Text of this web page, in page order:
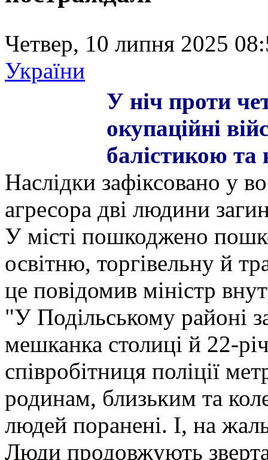
Четвер, 10 липня 2025
України
У ніч проти
окупаційні
балістикою
Наслідки зафіксовано у
агресора дві людини
У місті пошкоджено
освітню, торгівельну й
це повідомив міністр
"У Подільському районі
мешканка столиці й 22-
співробітниця поліції
родинам, близьким та
людей поранені. І, на
Люди продовжують